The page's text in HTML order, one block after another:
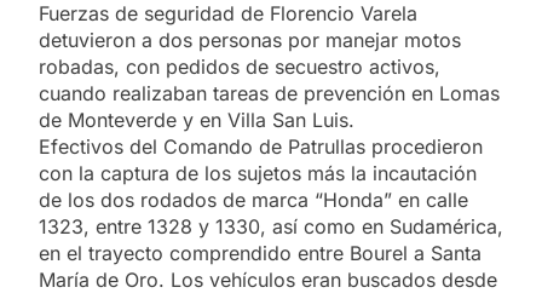
Fuerzas de seguridad de Florencio Varela
detuvieron a dos personas por manejar motos
robadas, con pedidos de secuestro activos,
cuando realizaban tareas de prevención en Lomas
de Monteverde y en Villa San Luis.
Efectivos del Comando de Patrullas procedieron
con la captura de los sujetos más la incautación
de los dos rodados de marca “Honda” en calle
1323, entre 1328 y 1330, así como en Sudamérica,
en el trayecto comprendido entre Bourel a Santa
María de Oro. Los vehículos eran buscados desde